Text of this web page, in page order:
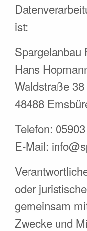
ist:
Spargelanbau
Hans
Waldstraße 38
48488
Telefon:
E-Mail:
oder
gemeinsam
Zwecke und